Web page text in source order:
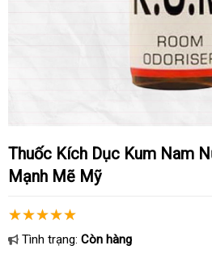
Thuốc Kích Dục Kum Nam Nữ Tăng Khoái Cảm
Mạnh Mẽ Mỹ
Tình trạng: Còn hàng